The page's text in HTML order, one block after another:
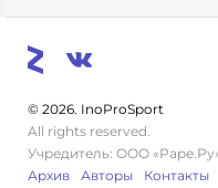
© 2026. InoProSport
All rights reserved.
Учредитель: ООО
Архив
Авторы Контакты